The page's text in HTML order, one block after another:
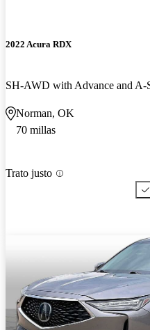
2022 Acura RDX
SH-AWD with Advance and A-
Norman, OK
70 millas
Trato justo